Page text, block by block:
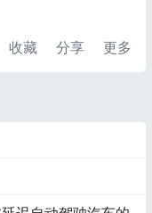
收藏 分享 更多